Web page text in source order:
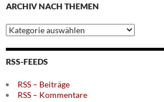
ARCHIV NACH THEMEN
Archiv
nach
Themen
RSS-FEEDS
RSS – Beiträge
RSS – Kommentare